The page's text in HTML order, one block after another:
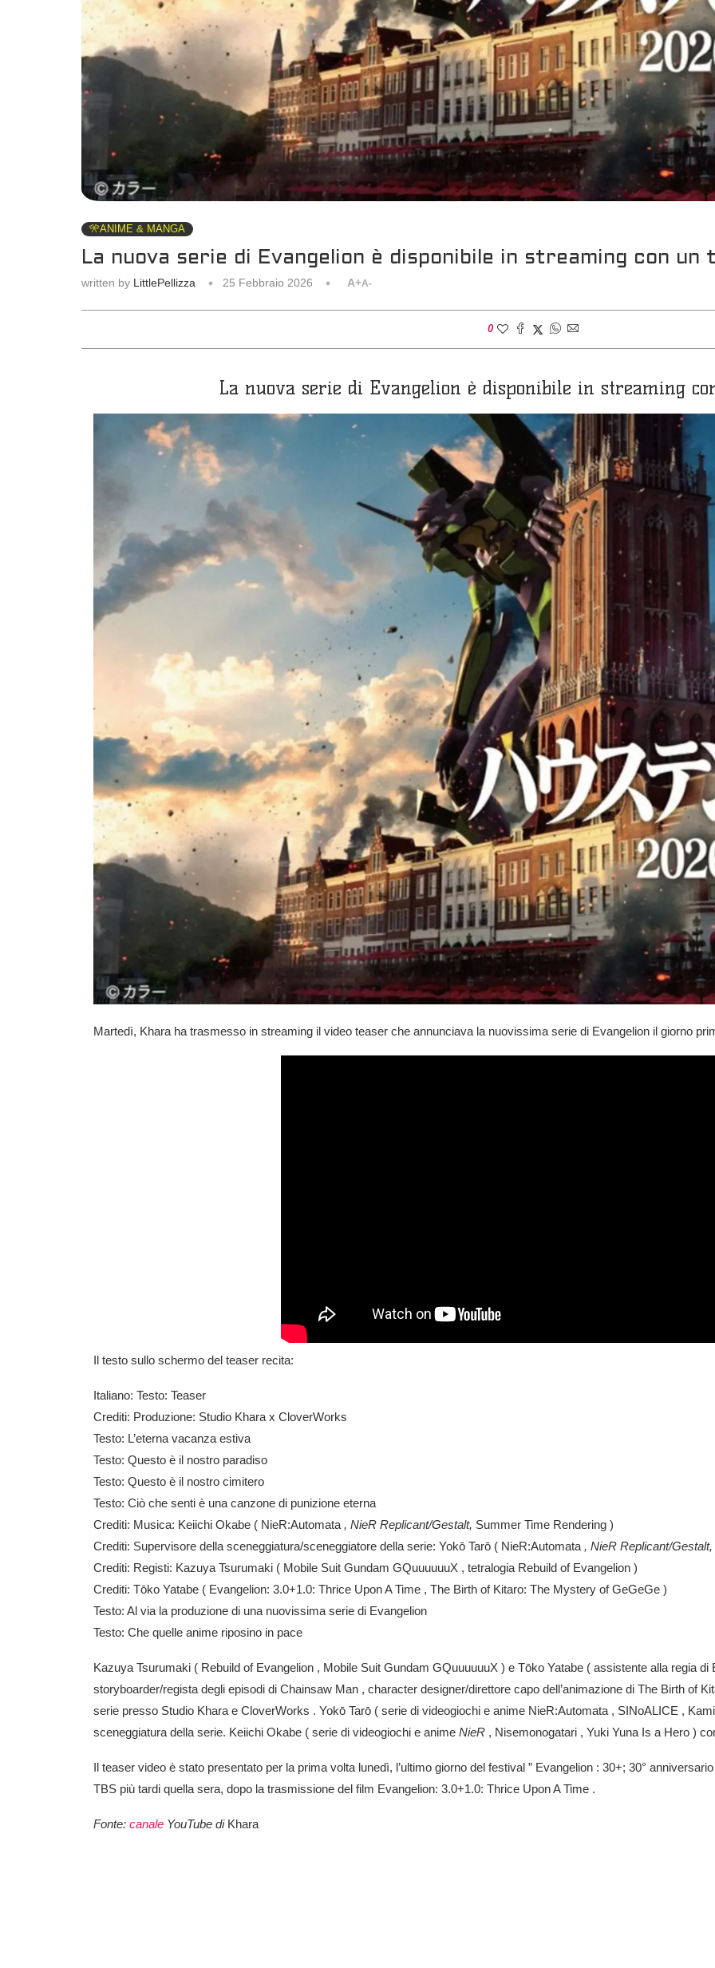
🎌ANIME & MANGA
La nuova serie di Evangelion è disponibile in streaming con un
written by LittlePellizza 25 Febbraio 2026 A+A-
0
La nuova serie di Evangelion è disponibile in streaming
Martedì, Khara ha trasmesso in streaming il video teaser che annunciava la nuovissima serie di Evangelion il giorno
Il testo sullo schermo del teaser recita:
Italiano: Testo: Teaser
Crediti: Produzione: Studio Khara x CloverWorks
Testo: L’eterna vacanza estiva
Testo: Questo è il nostro paradiso
Testo: Questo è il nostro cimitero
Testo: Ciò che senti è una canzone di punizione eterna
Crediti: Musica: Keiichi Okabe ( NieR:Automata , NieR Replicant/Gestalt, Summer Time Rendering )
Crediti: Supervisore della sceneggiatura/sceneggiatore della serie: Yokō Tarō ( NieR:Automata , NieR Replicant/
Crediti: Registi: Kazuya Tsurumaki ( Mobile Suit Gundam GQuuuuuuX , tetralogia Rebuild of Evangelion )
Crediti: Tōko Yatabe ( Evangelion: 3.0+1.0: Thrice Upon A Time , The Birth of Kitaro: The Mystery of GeGeGe )
Testo: Al via la produzione di una nuovissima serie di Evangelion
Testo: Che quelle anime riposino in pace
Kazuya Tsurumaki ( Rebuild of Evangelion , Mobile Suit Gundam GQuuuuuuX ) e Tōko Yatabe ( assistente alla regia di
storyboarder/regista degli episodi di Chainsaw Man , character designer/direttore capo dell’animazione di The Birth of
serie presso Studio Khara e CloverWorks . Yokō Tarō ( serie di videogiochi e anime NieR:Automata , SINoALICE ,
sceneggiatura della serie. Keiichi Okabe ( serie di videogiochi e anime NieR , Nisemonogatari , Yuki Yuna Is a Hero )
Il teaser video è stato presentato per la prima volta lunedì, l’ultimo giorno del festival ” Evangelion : 30+; 30°
TBS più tardi quella sera, dopo la trasmissione del film Evangelion: 3.0+1.0: Thrice Upon A Time .
Fonte: canale YouTube di Khara